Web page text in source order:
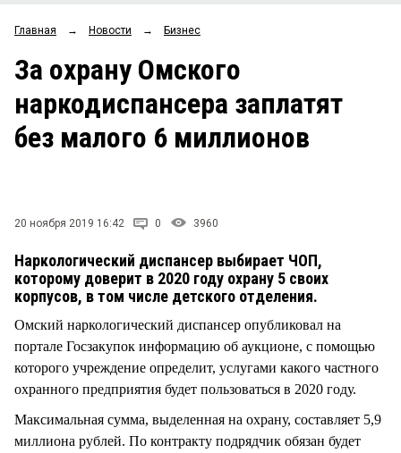
ОБЩЕСТВО
ЗАКОН
НОВОСТИ КОМПАНИЙ
Рейтинги
Блоги
Архив
Главная → Новости → Бизнес
За охрану Омского
наркодиспансера заплатят
без малого 6 миллионов
20 ноября 2019 16:42 0 3960
Наркологический диспансер выбирает ЧОП,
которому доверит в 2020 году охрану 5 своих
корпусов, в том числе детского отделения.
Омский наркологический диспансер опубликовал на
портале Госзакупок информацию об аукционе, с помощью
которого учреждение определит, услугами какого частного
охранного предприятия будет пользоваться в 2020 году.
Максимальная сумма, выделенная на охрану, составляет 5,9
миллиона рублей. По контракту подрядчик обязан будет